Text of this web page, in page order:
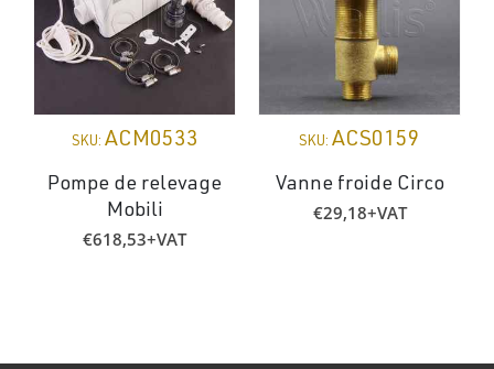
SKU: ACM0533
Pompe de relevage
Mobili
€618,53+VAT
SKU: ACS0159
Vanne froide Circo
€29,18+VAT